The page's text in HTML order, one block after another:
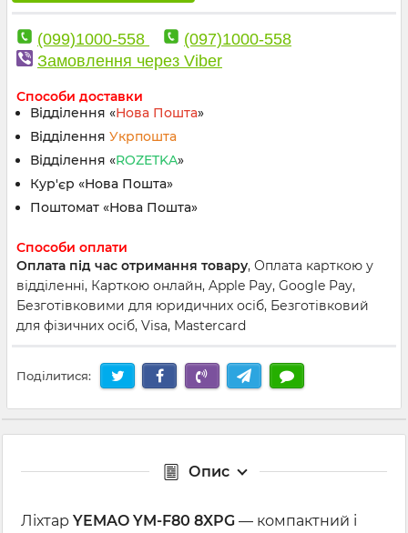
(099)1000-558
(097)1000-558
Замовлення через Viber
Способи доставки
Відділення «Нова Пошта»
Відділення Укрпошта
Відділення «ROZETKA»
Кур'єр «Нова Пошта»
Поштомат «Нова Пошта»
Способи оплати
Оплата під час отримання товару, Оплата карткою у
відділенні, Карткою онлайн, Apple Pay, Google Pay,
Безготівковими для юридичних осіб, Безготівковий
для фізичних осіб, Visa, Mastercard
Поділитися:
Опис
Ліхтар YEMAO YM-F80 8XPG — компактний і